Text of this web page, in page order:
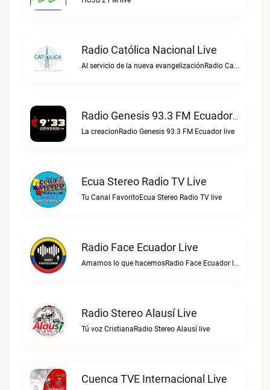
Radio Católica Nacional Live
Al servicio de la nueva evangelizaciónRadio Católica Nacional live
Radio Genesis 93.3 FM Ecuador Live
La creacionRadio Genesis 93.3 FM Ecuador live
Ecua Stereo Radio TV Live
Tu Canal FavoritoEcua Stereo Radio TV live
Radio Face Ecuador Live
Amamos lo que hacemosRadio Face Ecuador live
Radio Stereo Alausí Live
Tú voz CristianaRadio Stereo Alausí live
Cuenca TVE Internacional Live